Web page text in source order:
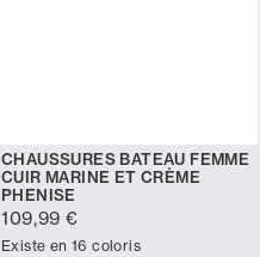
CHAUSSURES BATEAU FEMME
CUIR MARINE ET CRÈME
PHENISE
109,99 €
Existe en 16 coloris